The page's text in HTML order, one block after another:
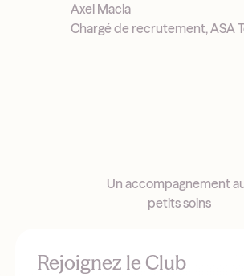
Axel Macia
Chargé de recrutement, ASA
Un accompagnement
petits soins
Rejoignez le Club